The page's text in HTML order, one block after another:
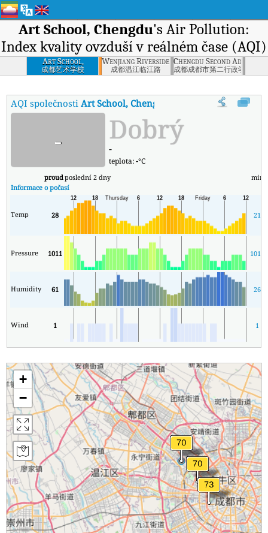
Art School, Chengdu's Air Pollution:
Index kvality ovzduší v reálném čase (AQI)
Art School,
Chengdu
成都艺术学校
Wenjiang Riverside Road, Chengdu
成都温江临江路
Chengdu Second
成都成都市第二行政学院
AQI společnostiArt School, Chengdu Index kvality vzduchu v
- Dobrý
-
teplota:-°C
proudposlední 2 dny min
Informace o počasí
Temp 28 21
Pressure 1011 1010
Humidity 61 26
Wind 1 1
+
−